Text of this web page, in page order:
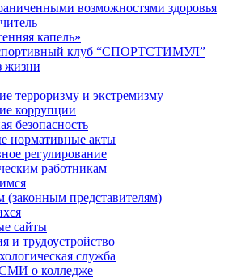
возможностями здоровья
капель»
клуб “СПОРТСТИМУЛ”
жизни
терроризму и экстремизму
коррупции
безопасность
нормативные акты
регулирование
работникам
(законным представителям)
сайты
и трудоустройство
служба
о колледже